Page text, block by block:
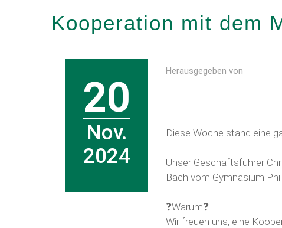
Kooperation mit dem
20
Nov.
2024
Herausgegeben von
Diese Woche stand eine
Unser Geschäftsführer
Bach vom Gymnasium
❓Warum❓
Wir freuen uns, eine